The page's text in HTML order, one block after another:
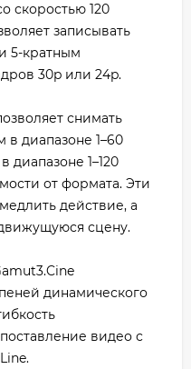
скоростью 120
записывать
5-кратным
30p или 24p.
снимать
диапазоне 1–60
диапазоне 1–120
от формата. Эти
действие, а
сцену.
динамического
видео с